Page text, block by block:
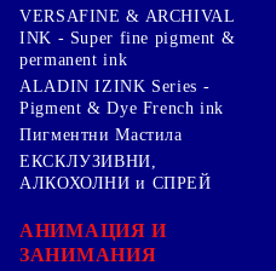
VERSAFINE & ARCHIVAL
INK - Super fine pigment &
permanent ink
ALADIN IZINK Series -
Pigment & Dye French ink
Пигментни Мастила
ЕКСКЛУЗИВНИ,
АЛКОХОЛНИ и СПРЕЙ
АНИМАЦИЯ И
ЗАНИМАНИЯ